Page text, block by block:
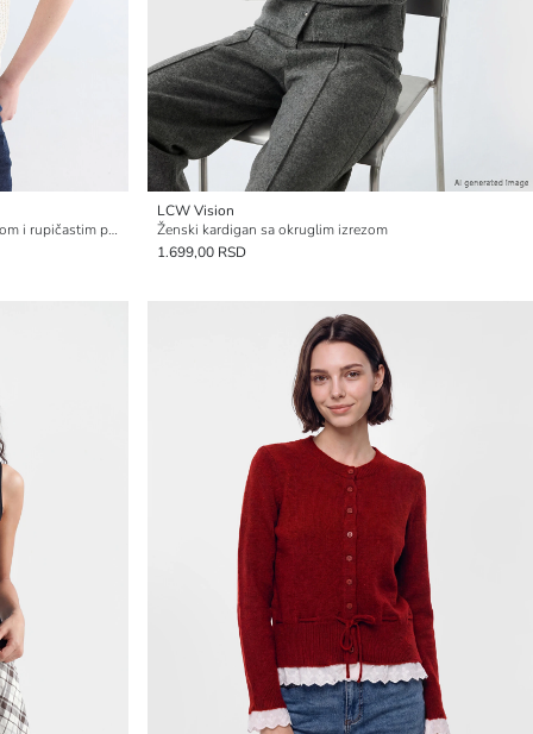
Džemper od trikotaže sa okruglim izrezom i rupičastim pletenjem za žene
LCW Vision
Ženski kardigan sa okruglim izrezom
1.699,00 RSD